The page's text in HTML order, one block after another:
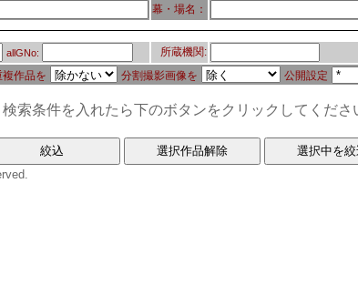
幕・場名：
allGNo: 所蔵機関:
複作品を 分割撮影画像を 公開設定
検索条件を入れたら下のボタンをクリックしてくださ